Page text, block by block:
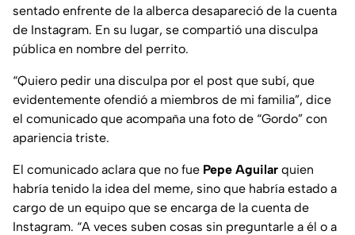
sentado enfrente de la alberca desapareció de la cuenta
de Instagram. En su lugar, se compartió una disculpa
pública en nombre del perrito.
“Quiero pedir una disculpa por el post que subí, que
evidentemente ofendió a miembros de mi familia”, dice
el comunicado que acompaña una foto de “Gordo” con
apariencia triste.
El comunicado aclara que no fue Pepe Aguilar quien
habría tenido la idea del meme, sino que habría estado a
cargo de un equipo que se encarga de la cuenta de
Instagram. “A veces suben cosas sin preguntarle a él o a